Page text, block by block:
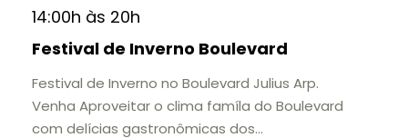
📅 Até 30 de setembro
11h às 17h
🎟️ Entrada gratuita.
14:00h às 20h
Festival de Inverno Boulevard
Festival de Inverno no Boulevard Julius Arp.
Venha Aproveitar o clima famíla do Boulevard
com delícias gastronômicas dos